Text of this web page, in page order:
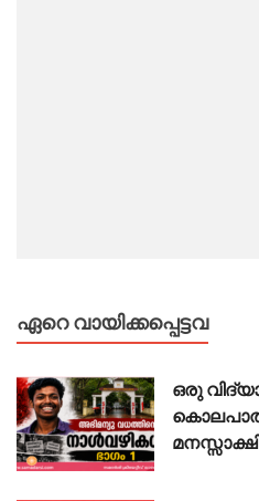
ഏറെ വായിക്കപ്പെട്ടവ
ഒരു